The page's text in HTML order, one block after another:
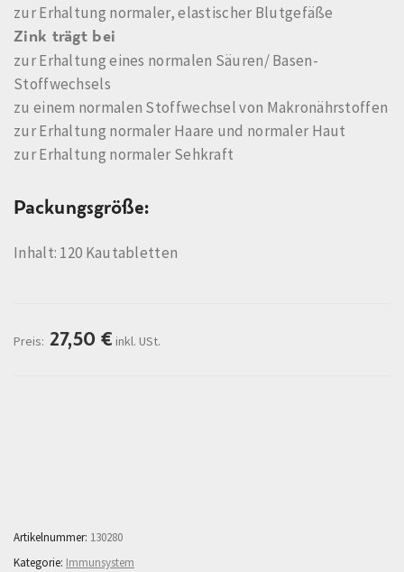
zur Erhaltung normaler, elastischer Blutgefäße
Zink trägt bei
zur Erhaltung eines normalen Säuren/ Basen-
Stoffwechsels
zu einem normalen Stoffwechsel von Makronährstoffen
zur Erhaltung normaler Haare und normaler Haut
zur Erhaltung normaler Sehkraft
Packungsgröße:
Inhalt: 120 Kautabletten
Preis: 27,50 € inkl. USt.
Artikelnummer: 130280
Kategorie: Immunsystem